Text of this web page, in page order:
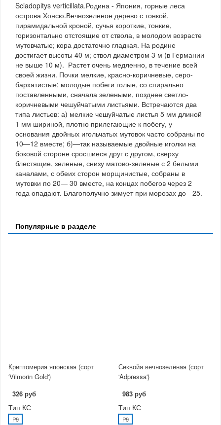
Sciadopitys verticillata.Родина - Япония, горные леса
острова Хонсю.Вечнозеленое дерево с тонкой,
пирамидальной кроной, сучья короткие, тонкие,
горизонтально отстоящие от ствола, в молодом возрасте
мутовчатые; кора достаточно гладкая. На родине
достигает высоты 40 м; ствол диаметром 3 м (в Германии
не выше 10 м). Растет очень медленно, в течение всей
своей жизни. Почки мелкие, красно-коричневые, серо-
бархатистые; молодые побеги голые, со спирально
поставленными, сначала зелеными, позднее светло-
коричневыми чешуйчатыми листьями. Встречаются два
типа листьев: а) мелкие чешуйчатые листья 5 мм длиной
1 мм шириной, плотно прилегающие к побегу, у
основания двойных игольчатых мутовок часто собраны по
10—12 вместе; б)—так называемые двойные иголки на
боковой стороне сросшиеся друг с другом, сверху
блестящие, зеленые, снизу матово-зеленые с 2 белыми
каналами, с обеих сторон морщинистые, собраны в
мутовки по 20— 30 вместе, на концах побегов через 2
года опадают. Благополучно зимует при морозах до - 25.
Популярные в разделе
Криптомерия японская (сорт
'Vilmorin Gold')
326 руб
Тип КС
P9
Секвойя вечнозелёная (сорт
'Adpressa')
983 руб
Тип КС
P9